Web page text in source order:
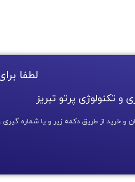
لطفا
و تکنولوژی پرتو تبریز
از طریق دکمه زیر و یا شماره گیری ۰۲۱۹۱۳۰۴۰۷۸ با ما در تماس باشید.